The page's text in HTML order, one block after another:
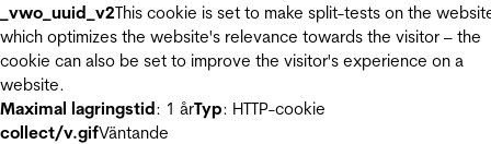
_vwo_uuid_v2This cookie is set to make split-tests on the
which optimizes the website's relevance towards the visitor – the
cookie can also be set to improve the visitor's experience on a
website.
Maximal lagringstid: 1 årTyp: HTTP-cookie
collect/v.gifVäntande